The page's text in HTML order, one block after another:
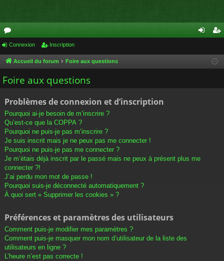
or
u
m
cri
Connexion Inscription
Accueil du forum Foire aux questions
Foire aux questions
Problèmes de connexion et d’inscription
Pourquoi ai-je besoin de m’inscrire ?
Qu’est-ce que la COPPA ?
Pourquoi ne puis-je pas m’inscrire ?
Je suis inscrit mais je ne peux pas me connecter !
Pourquoi ne puis-je pas me connecter ?
Je m’étais déjà inscrit par le passé mais ne peux à présent plus me
connecter ?!
J’ai perdu mon mot de passe !
Pourquoi suis-je déconnecté automatiquement ?
À quoi sert « Supprimer les cookies » ?
Préférences et paramètres des utilisateurs
Comment puis-je modifier mes paramètres ?
Comment puis-je masquer mon nom d’utilisateur de la liste des
utilisateurs en ligne ?
L’heure n’est pas correcte !